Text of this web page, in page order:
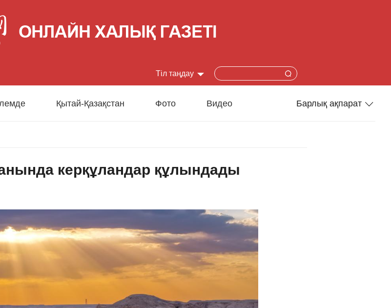
Тіл таңдау
Français
عربي
한국어
Қытай-Қазақстан Фото Видео Барлық ақпарат
керқұландар құлындады